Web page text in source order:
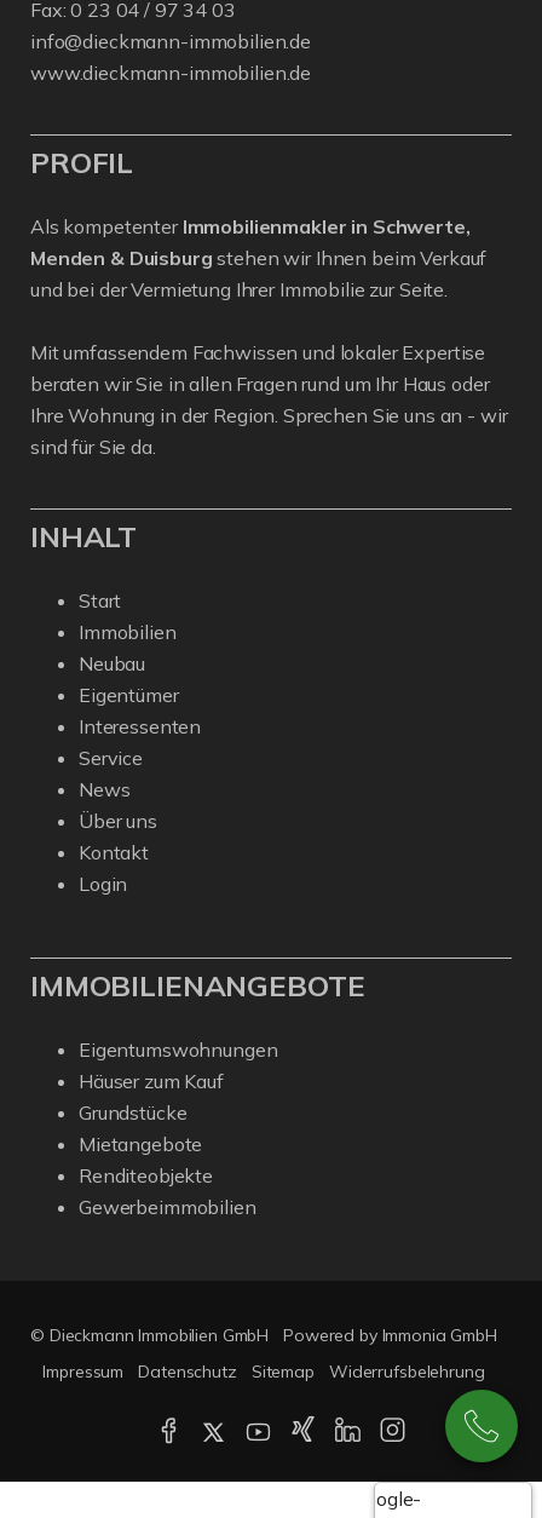
Fax: 0 23 04 / 97 34 03
info@dieckmann-immobilien.de
www.dieckmann-immobilien.de
PROFIL
Als kompetenter Immobilienmakler in Schwerte,
Menden & Duisburg stehen wir Ihnen beim Verkauf
und bei der Vermietung Ihrer Immobilie zur Seite.
Mit umfassendem Fachwissen und lokaler Expertise
beraten wir Sie in allen Fragen rund um Ihr Haus oder
Ihre Wohnung in der Region. Sprechen Sie uns an - wir
sind für Sie da.
INHALT
Start
Immobilien
Neubau
Eigentümer
Interessenten
Service
News
Über uns
Kontakt
Login
IMMOBILIENANGEBOTE
Eigentumswohnungen
Häuser zum Kauf
Grundstücke
Mietangebote
Renditeobjekte
Gewerbeimmobilien
© Dieckmann Immobilien GmbH
Powered by Immonia GmbH
Impressum
Datenschutz Sitemap Widerrufsbelehrung
Google-